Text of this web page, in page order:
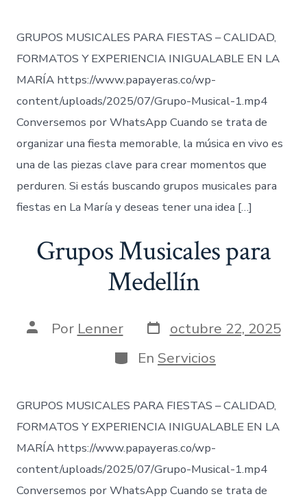
GRUPOS MUSICALES PARA FIESTAS – CALIDAD,
FORMATOS Y EXPERIENCIA INIGUALABLE EN LA
MARÍA https://www.papayeras.co/wp-
content/uploads/2025/07/Grupo-Musical-1.mp4
Conversemos por WhatsApp Cuando se trata de
organizar una fiesta memorable, la música en vivo es
una de las piezas clave para crear momentos que
perduren. Si estás buscando grupos musicales para
fiestas en La María y deseas tener una idea […]
Grupos Musicales para
Medellín
AutorPor Lenner Fecha
de
publicación
octubre 22, 2025
Categorías
En Servicios
GRUPOS MUSICALES PARA FIESTAS – CALIDAD,
FORMATOS Y EXPERIENCIA INIGUALABLE EN LA
MARÍA https://www.papayeras.co/wp-
content/uploads/2025/07/Grupo-Musical-1.mp4
Conversemos por WhatsApp Cuando se trata de